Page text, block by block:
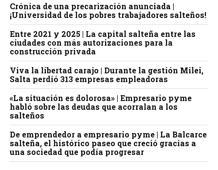
Crónica de una precarización anunciada |
¡Universidad de los pobres trabajadores salteños!
Entre 2021 y 2025 | La capital salteña entre las
ciudades con más autorizaciones para la
construcción privada
Viva la libertad carajo | Durante la gestión Milei,
Salta perdió 313 empresas empleadoras
«La situación es dolorosa» | Empresario pyme
habló sobre las deudas que acorralan a los
salteños
De emprendedor a empresario pyme | La Balcarce
salteña, el histórico paseo que creció gracias a
una sociedad que podía progresar